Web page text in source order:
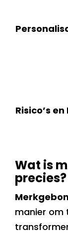
Risico’s
Wat is
precies?
manier om